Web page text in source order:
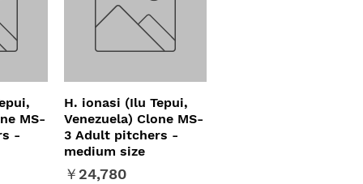
ー
MS-
-
クイックビュー
H. ionasi (Ilu Tepui,
Venezuela) Clone MS-
3 Adult pitchers -
medium size
価格
￥24,780